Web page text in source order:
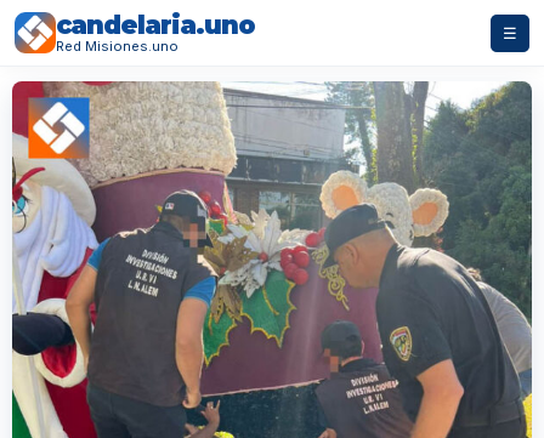
candelaria.uno
Red Misiones.uno
☰